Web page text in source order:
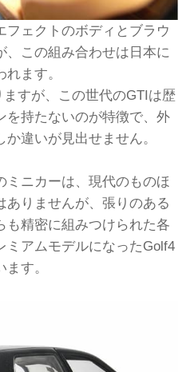
フェクトのボディとブラウ
、この組み合わせは日本に
ます。
すが、この世代のGTIは歴
を持たないのが特徴で、外
違いが見出せません。
ミニカーは、現代のものほ
ありませんが、張りのある
も精密に組みつけられた各
ミアムモデルになったGolf4
ます。